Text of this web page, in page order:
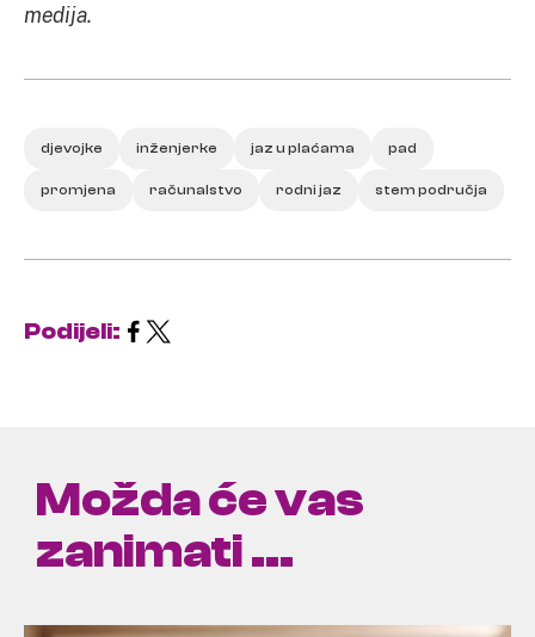
medija.
djevojke inženjerke jaz u plaćama pad
promjena računalstvo rodni jaz stem područja
Podijeli:
Možda će vas
zanimati ...